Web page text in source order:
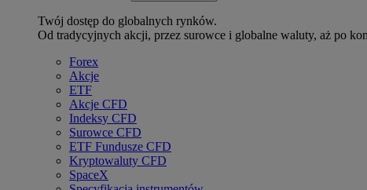
Twój dostęp do globalnych rynków.
Od tradycyjnych akcji, przez surowce i globalne waluty, aż po
Forex
Akcje
ETF
Akcje CFD
Indeksy CFD
Surowce CFD
ETF Fundusze CFD
Kryptowaluty CFD
SpaceX